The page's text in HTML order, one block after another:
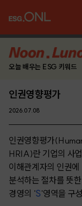
오늘 배우는 ESG 키워드
인권영향평가
2026.07.08
인권영향평가
HRIA)란 기업의 사
이해관계자의 인권
분석하는 절차를 뜻
경영의 'S'영역을 구